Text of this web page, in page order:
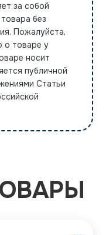
за собой
без
Пожалуйста,
о товаре у
носит
публичной
Статьи